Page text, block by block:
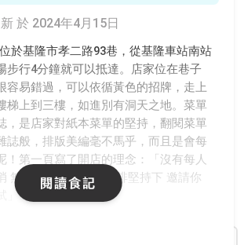
於 2024年4月15日
於基隆市孝二路93巷，從基隆車站南站
步行4分鐘就可以抵達。店家位在巷子
容易錯過，可以依循黃色的招牌，走上
梯上到三樓，如進別有洞天之地。菜單
，是店家對紙本菜單的堅持，翻閱菜單
誌般，排版美編毫不馬乎，而且是會每
！第一頁寫了開店的理念：「沒有每人
無法端出不喜歡的咖啡堅持下 邀請你
」
閱讀食記